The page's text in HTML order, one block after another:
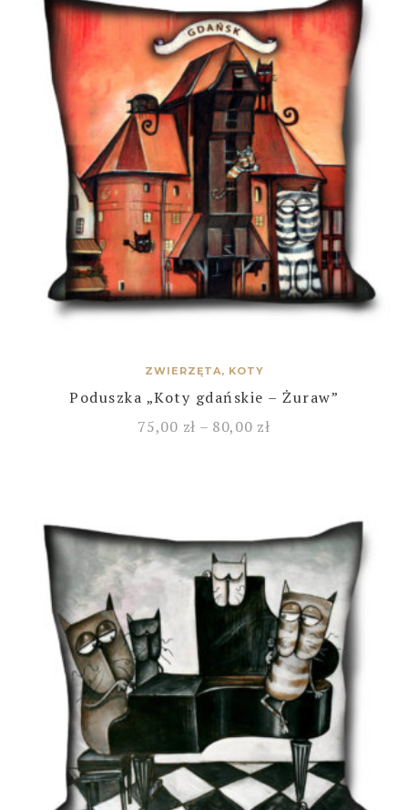
ZWIERZĘTA, KOTY
Poduszka „Koty gdańskie – Żuraw”
75,00 zł – 80,00 zł